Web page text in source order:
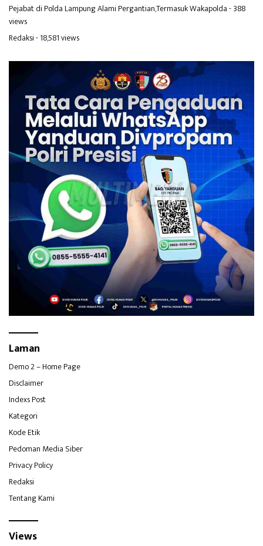
Pejabat di Polda Lampung Alami Pergantian,Termasuk Wakapolda- 388
views
Redaksi- 18,581 views
Laman
Demo 2 – Home Page
Disclaimer
Indexs Post
Kategori
Kode Etik
Pedoman Media Siber
Privacy Policy
Redaksi
Tentang Kami
Views